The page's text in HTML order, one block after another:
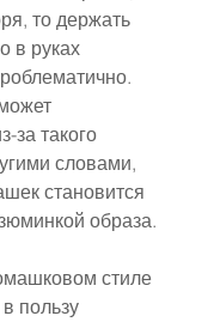
то держать
в руках
за такого
словами,
становится
образа.
стиле
пользу